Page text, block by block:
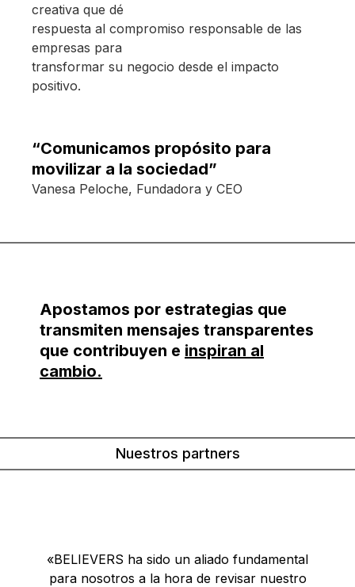
creativa que dé
respuesta al compromiso responsable de las
empresas para
transformar su negocio desde el impacto
positivo.
“Comunicamos propósito para
movilizar a la sociedad”
Vanesa Peloche, Fundadora y CEO
Apostamos por estrategias que
transmiten mensajes transparentes
que contribuyen e inspiran al
cambio.
Nuestros partners
«BELIEVERS ha sido un aliado fundamental
para nosotros a la hora de revisar nuestro